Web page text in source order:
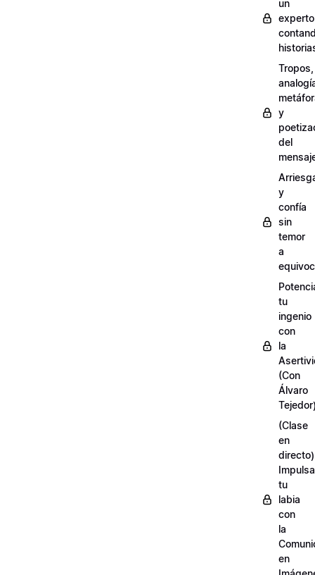
un
experto
Tropos,
y
del
y
confía
sin
temor
a
tu
ingenio
con
la
(Con
Álvaro
(Clase
en
directo)
Impulsa
tu
labia
con
la
en